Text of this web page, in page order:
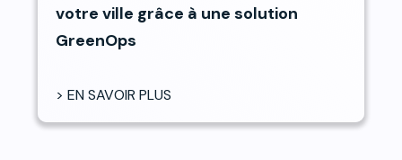
votre ville grâce à une solution
GreenOps
> EN SAVOIR PLUS